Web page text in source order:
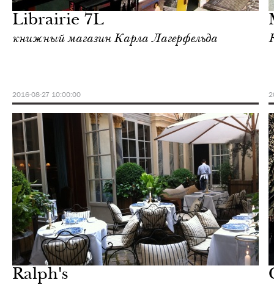
Librairie 7L
книжный магазин Карла Лагерфельда
2016-08-27 10:00:00
Ralph's